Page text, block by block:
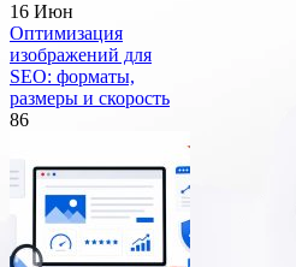
16 Июн
Оптимизация
изображений для
SEO: форматы,
размеры и скорость
86